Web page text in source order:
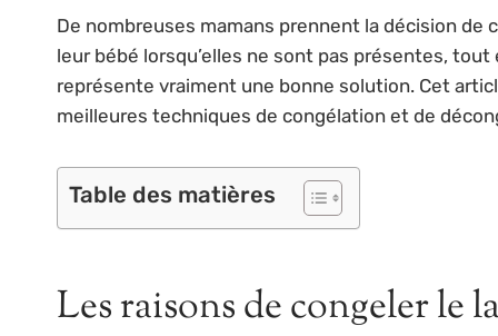
De nombreuses mamans prennent la décision
leur bébé lorsqu’elles ne sont pas présentes,
représente vraiment une bonne solution. Cet
meilleures techniques de congélation et de
Table des matières
Les raisons de congeler le